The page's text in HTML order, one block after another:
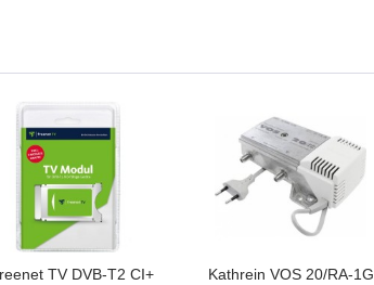
TV DVB-T2 CI+
Kathrein VOS 20/RA-1G